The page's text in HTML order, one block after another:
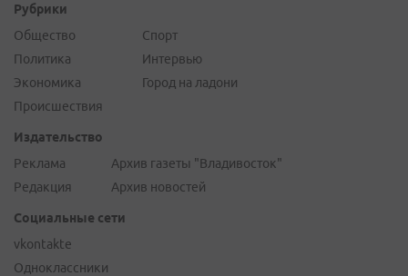
Рубрики
Общество
Политика
Экономика
Происшествия
Спорт
Интервью
Город на ладони
Издательство
Реклама
Редакция
Архив газеты "Владивосток"
Архив новостей
Социальные сети
vkontakte
Одноклассники